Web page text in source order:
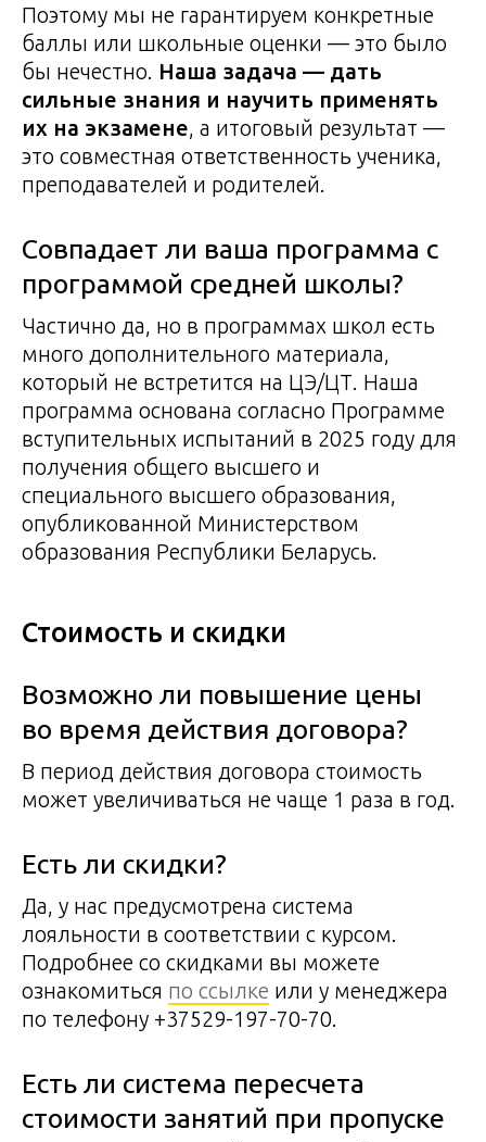
Поэтому мы не гарантируем конкретные
баллы или школьные оценки — это было
бы нечестно. Наша задача — дать
сильные знания и научить применять
их на экзамене, а итоговый результат —
это совместная ответственность ученика,
преподавателей и родителей.
Совпадает ли ваша программа с
программой средней школы?
Частично да, но в программах школ есть
много дополнительного материала,
который не встретится на ЦЭ/ЦТ. Наша
программа основана согласно Программе
вступительных испытаний в 2025 году для
получения общего высшего и
специального высшего образования,
опубликованной Министерством
образования Республики Беларусь.
Стоимость и скидки
Возможно ли повышение цены
во время действия договора?
В период действия договора стоимость
может увеличиваться не чаще 1 раза в год.
Есть ли скидки?
Да, у нас предусмотрена система
лояльности в соответствии с курсом.
Подробнее со скидками вы можете
ознакомиться по ссылке или у менеджера
по телефону +37529-197-70-70.
Есть ли система пересчета
стоимости занятий при пропуске